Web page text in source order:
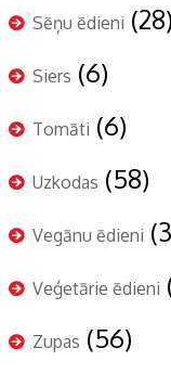
Sēņu ēdieni (28)
Siers (6)
Tomāti (6)
Uzkodas (58)
Vegānu ēdieni
Veģetārie ēdieni
Zupas (56)